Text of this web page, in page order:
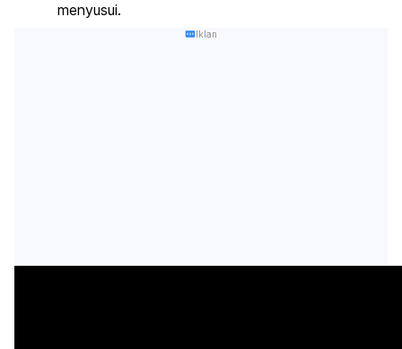
menyusui.
Iklan